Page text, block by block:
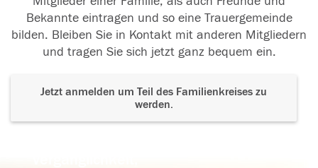
Bekannte eintragen und so eine Trauergemeinde
bilden. Bleiben Sie in Kontakt mit anderen Mitgliedern
und tragen Sie sich jetzt ganz bequem ein.
Jetzt anmelden um Teil des Familienkreises zu
werden.